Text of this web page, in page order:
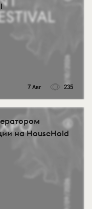
7 Авг 235
на HouseHold